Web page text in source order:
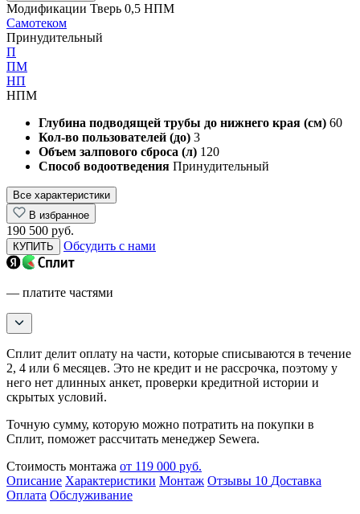
Модификации Тверь 0,5 НПМ
Самотеком
Принудительный
П
ПМ
НП
НПМ
Глубина подводящей трубы до нижнего края (см) 60
Кол-во пользователей (до) 3
Объем залпового сброса (л) 120
Способ водоотведения Принудительный
Все характеристики
В избранное
190 500 руб.
КУПИТЬ Обсудить с нами
— платите частями
Сплит делит оплату на части, которые списываются в течение
2, 4 или 6 месяцев. Это не кредит и не рассрочка, поэтому у
него нет длинных анкет, проверки кредитной истории и
скрытых условий.
Точную сумму, которую можно потратить на покупки в
Сплит, поможет рассчитать менеджер Sewera.
Стоимость монтажа от 119 000 руб.
Описание Характеристики Монтаж Отзывы 10 Доставка
Оплата Обслуживание